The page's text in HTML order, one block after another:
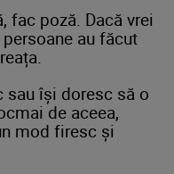
fac poză. Dacă vrei
au făcut
sau își doresc să o
de aceea,
mod firesc și